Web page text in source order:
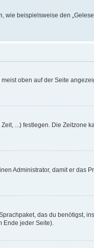
wie beispielsweise den
oben auf der Seite
...) festlegen. Die Zeitzone
Administrator, damit er das
das du benötigst,
Ende jeder Seite).